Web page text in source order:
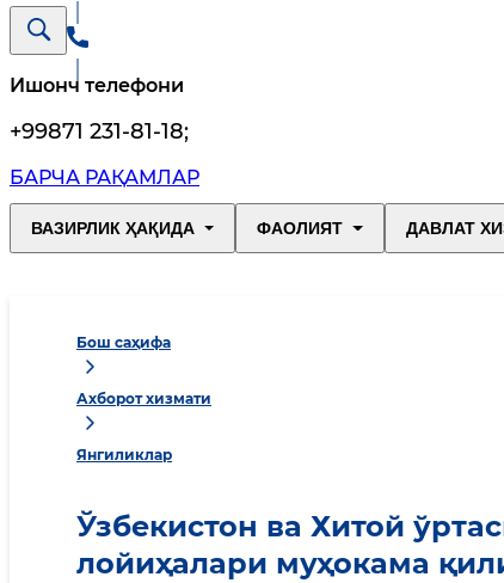
Ишонч телефони
+99871 231-81-18;
БАРЧА РАҚАМЛАР
ВАЗИРЛИК ҲАҚИДА ФАОЛИЯТ ДАВЛАТ
Бош саҳифа
Ахборот хизмати
Янгиликлар
Ўзбекистон ва Хитой
лойиҳалари муҳокама